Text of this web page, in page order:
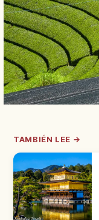
TAMBIÉN LEE →